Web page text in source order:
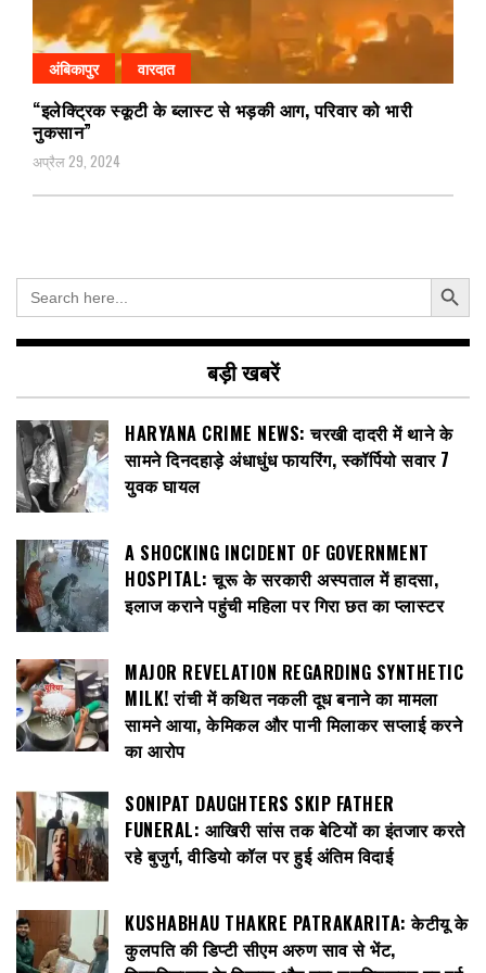
अंबिकापुर वारदात
“इलेक्ट्रिक स्कूटी के ब्लास्ट से भड़की आग, परिवार को भारी
नुकसान”
अप्रैल 29, 2024
Search
for:
Search Button
बड़ी खबरें
HARYANA CRIME NEWS: चरखी दादरी में थाने के
सामने दिनदहाड़े अंधाधुंध फायरिंग, स्कॉर्पियो सवार 7
युवक घायल
A SHOCKING INCIDENT OF GOVERNMENT
HOSPITAL: चूरू के सरकारी अस्पताल में हादसा,
इलाज कराने पहुंची महिला पर गिरा छत का प्लास्टर
MAJOR REVELATION REGARDING SYNTHETIC
MILK! रांची में कथित नकली दूध बनाने का मामला
सामने आया, केमिकल और पानी मिलाकर सप्लाई करने
का आरोप
SONIPAT DAUGHTERS SKIP FATHER
FUNERAL: आखिरी सांस तक बेटियों का इंतजार करते
रहे बुजुर्ग, वीडियो कॉल पर हुई अंतिम विदाई
KUSHABHAU THAKRE PATRAKARITA: केटीयू के
कुलपति की डिप्टी सीएम अरुण साव से भेंट,